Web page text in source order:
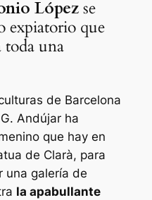
Lópezse
expiatorio que
toda una
de Barcelona
Andújar ha
que hay en
de Clarà, para
una galería de
la apabullante